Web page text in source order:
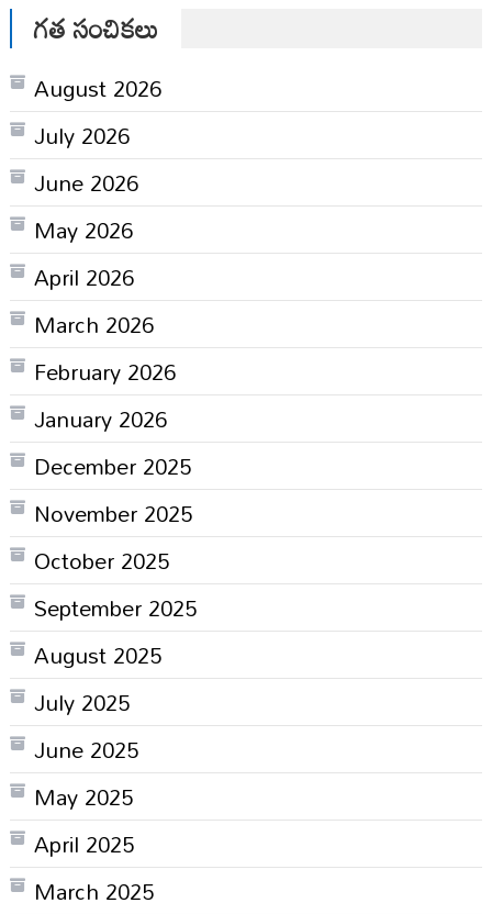
గత సంచికలు
August 2026
July 2026
June 2026
May 2026
April 2026
March 2026
February 2026
January 2026
December 2025
November 2025
October 2025
September 2025
August 2025
July 2025
June 2025
May 2025
April 2025
March 2025